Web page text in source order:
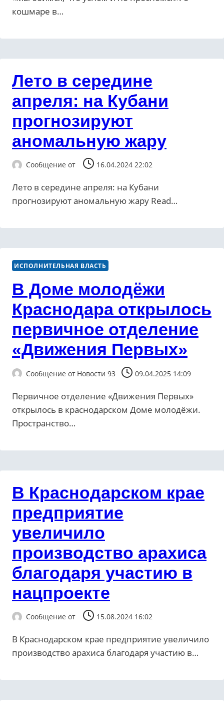
кошмаре в…
Лето в середине
апреля: на Кубани
прогнозируют
аномальную жару
Сообщение от 16.04.2024 22:02
Лето в середине апреля: на Кубани
прогнозируют аномальную жару ​Read…
ИСПОЛНИТЕЛЬНАЯ ВЛАСТЬ
В Доме молодёжи
Краснодара открылось
первичное отделение
«Движения Первых»
Сообщение от Новости 93 09.04.2025 14:09
Первичное отделение «Движения Первых»
открылось в краснодарском Доме молодёжи.
Пространство…
В Краснодарском крае
предприятие
увеличило
производство арахиса
благодаря участию в
нацпроекте
Сообщение от 15.08.2024 16:02
В Краснодарском крае предприятие увеличило
производство арахиса благодаря участию в…